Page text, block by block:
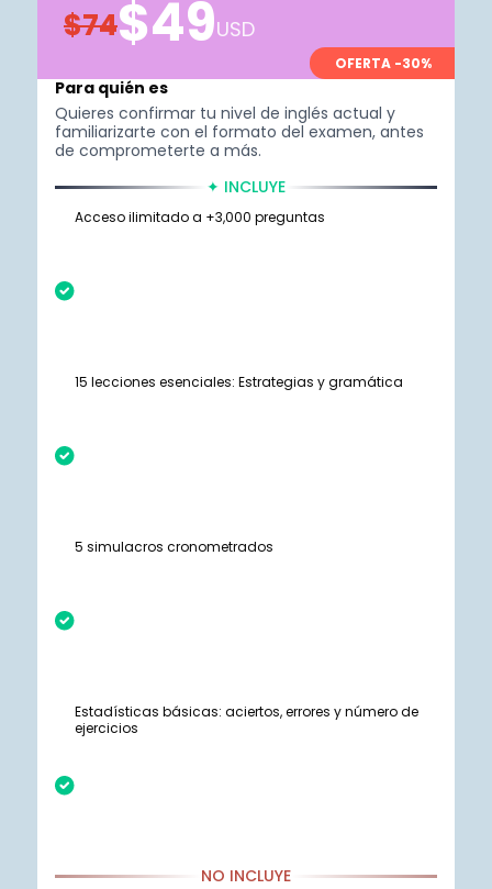
$74$49USD
OFERTA -30%
Para quién es
Quieres confirmar tu nivel de inglés actual y
familiarizarte con el formato del examen, antes
de comprometerte a más.
✦ INCLUYE
Acceso ilimitado a +3,000 preguntas
15 lecciones esenciales: Estrategias y gramática
5 simulacros cronometrados
Estadísticas básicas: aciertos, errores y número de
ejercicios
NO INCLUYE